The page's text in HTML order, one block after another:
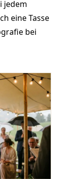
jedem
eine Tasse
bei